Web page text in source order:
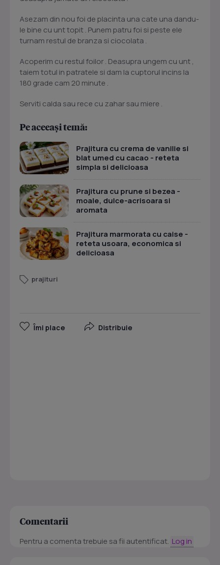
Asezam din nou foi de placinta una cate una dandu-
le bine cu unt topit . Punem patru foi si peste ele
turnam restul de branza si ciocolata .
Acoperim cu restul foilor . Deasupra ungem cu unt ,
taiem totul in patratele si dam la cuptorul incins la
180 grade cam 20 minute .
Serviti calda sau rece cu zahar sau miere .
Pe aceeași temă:
Prajitura cu crema de vanilie si
blat umed cu cacao - reteta
simpla si delicioasa
Prajitura cu prune si bezea -
moale, dulce-acrisoara si
aromata
Prajitura marmorata cu caise -
reteta usoara, economica si
delicioasa
prajituri
Îmi place Distribuie
Comentarii
Pentru a comenta trebuie sa fii autentificat. Log in